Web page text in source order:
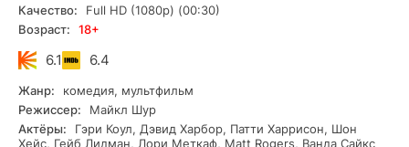
Качество:
Full HD (1080p) (00:30)
Возраст:
18+
6.1 6.4
Жанр:
комедия, мультфильм
Режиссер:
Майкл Шур
Актёры:
Гэри Коул, Дэвид Харбор, Патти Харрисон, Шон
Хейс, Гейб Лидман, Лори Меткаф, Matt Rogers, Ванда Сайкс